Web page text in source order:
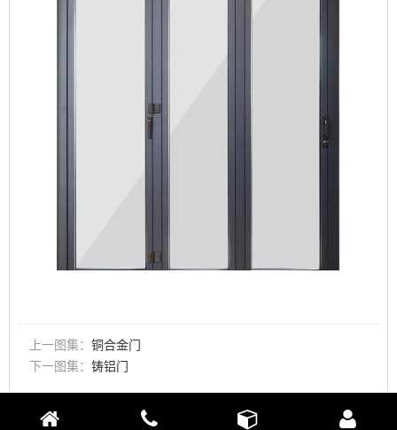
上一图集： 铜合金门
下一图集： 铸铝门